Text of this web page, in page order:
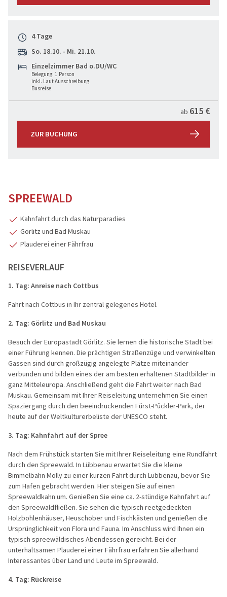
4 Tage
So. 18.10. - Mi. 21.10.
Einzelzimmer Bad o.DU/WC
Belegung: 1 Person
inkl. Laut Ausschreibung
Busreise
ab 615 €
ZUR BUCHUNG
SPREEWALD
Kahnfahrt durch das Naturparadies
Görlitz und Bad Muskau
Plauderei einer Fährfrau
REISEVERLAUF
1. Tag: Anreise nach Cottbus
Fahrt nach Cottbus in Ihr zentral gelegenes Hotel.
2. Tag: Görlitz und Bad Muskau
Besuch der Europastadt Görlitz. Sie lernen die historische Stadt bei
einer Führung kennen. Die prächtigen Straßenzüge und verwinkelten
Gassen sind durch großzügig angelegte Plätze miteinander
verbunden und bilden eines der am besten erhaltenen Stadtbilder in
ganz Mitteleuropa. Anschließend geht die Fahrt weiter nach Bad
Muskau. Gemeinsam mit Ihrer Reiseleitung unternehmen Sie einen
Spaziergang durch den beeindruckenden Fürst-Pückler-Park, der
heute auf der Weltkulturerbeliste der UNESCO steht.
3. Tag: Kahnfahrt auf der Spree
Nach dem Frühstück starten Sie mit Ihrer Reiseleitung eine Rundfahrt
durch den Spreewald. In Lübbenau erwartet Sie die kleine
Bimmelbahn Molly zu einer kurzen Fahrt durch Lübbenau, bevor Sie
zum Hafen gebracht werden. Hier steigen Sie auf einen
Spreewaldkahn um. Genießen Sie eine ca. 2-stündige Kahnfahrt auf
den Spreewaldfließen. Sie sehen die typisch reetgedeckten
Holzbohlenhäuser, Heuschober und Fischkästen und genießen die
Ursprünglichkeit von Flora und Fauna. Im Anschluss wird Ihnen ein
typisch spreewäldisches Abendessen gereicht. Bei der
unterhaltsamen Plauderei einer Fährfrau erfahren Sie allerhand
Interessantes über Land und Leute im Spreewald.
4. Tag: Rückreise